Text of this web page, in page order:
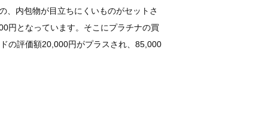
、内包物が目立ちにくいものがセットさ
円となっています。そこにプラチナの買
の評価額20,000円がプラスされ、85,000